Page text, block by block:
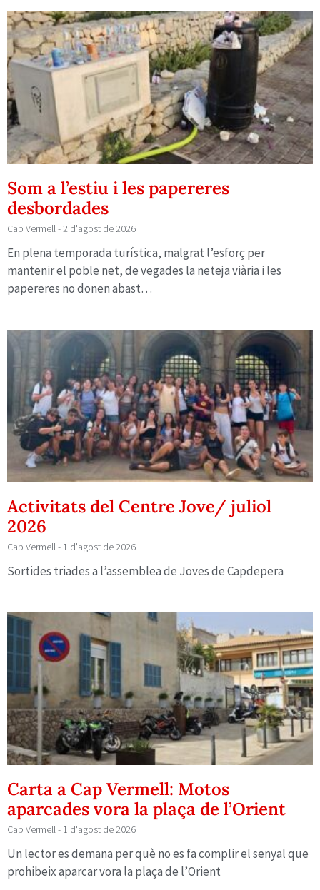
Som a l’estiu i les papereres
desbordades
Cap Vermell 2 d'agost de 2026
En plena temporada turística, malgrat l’esforç per
mantenir el poble net, de vegades la neteja viària i les
papereres no donen abast…
Activitats del Centre Jove/ juliol
2026
Cap Vermell 1 d'agost de 2026
Sortides triades a l’assemblea de Joves de Capdepera
Carta a Cap Vermell: Motos
aparcades vora la plaça de l’Orient
Cap Vermell 1 d'agost de 2026
Un lector es demana per què no es fa complir el senyal que
prohibeix aparcar vora la plaça de l’Orient